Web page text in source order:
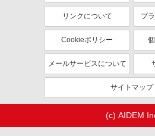
リンクについて プ
Cookieポリシー
メールサービスについて
サイトマップ
(c) AIDEM